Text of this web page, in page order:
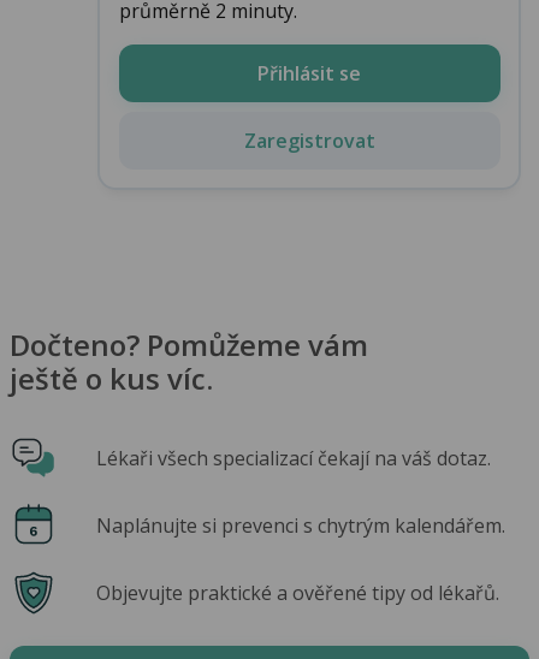
průměrně 2 minuty.
Přihlásit se
Zaregistrovat
Dočteno? Pomůžeme vám
ještě o kus víc.
Lékaři všech specializací čekají na váš dotaz.
Naplánujte si prevenci s chytrým kalendářem.
Objevujte praktické a ověřené tipy od lékařů.